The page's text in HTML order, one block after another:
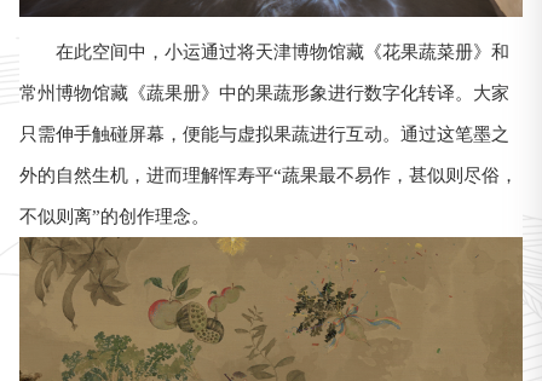
在此空间中，小运通过将天津博物馆藏《花果蔬菜册》和
常州博物馆藏《蔬果册》中的果蔬形象进行数字化转译。大家
只需伸手触碰屏幕，便能与虚拟果蔬进行互动。通过这笔墨之
外的自然生机，进而理解恽寿平“蔬果最不易作，甚似则尽俗，
不似则离”的创作理念。